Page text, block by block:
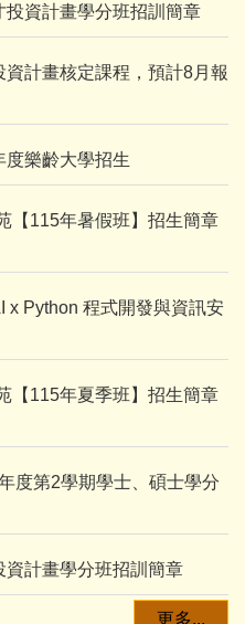
資計畫學分班招訓簡章
計畫核定課程，預計8月報
度樂齡大學招生
【115年暑假班】招生簡章
x Python 程式開發與資訊安
【115年夏季班】招生簡章
度第2學期學士、碩士學分
計畫學分班招訓簡章
更多...